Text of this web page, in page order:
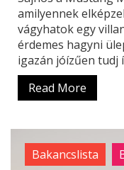
amilyennek
vágyhatok egy
érdemes hagyni
igazán jóízűen tudj
Read More
Bakancslista